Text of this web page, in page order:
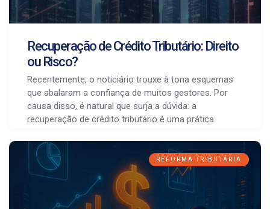
Recuperação de Crédito Tributário: Direito
ou Risco?
Recentemente, o noticiário trouxe à tona esquemas
que abalaram a confiança de muitos gestores. Por
causa disso, é natural que surja a dúvida: a
recuperação de crédito tributário é uma prática
REFORMA TRIBUTÁRIA